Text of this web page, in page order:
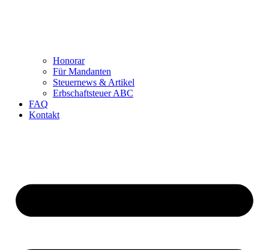
Honorar
Für Mandanten
Steuernews & Artikel
Erbschaftsteuer ABC
FAQ
Kontakt